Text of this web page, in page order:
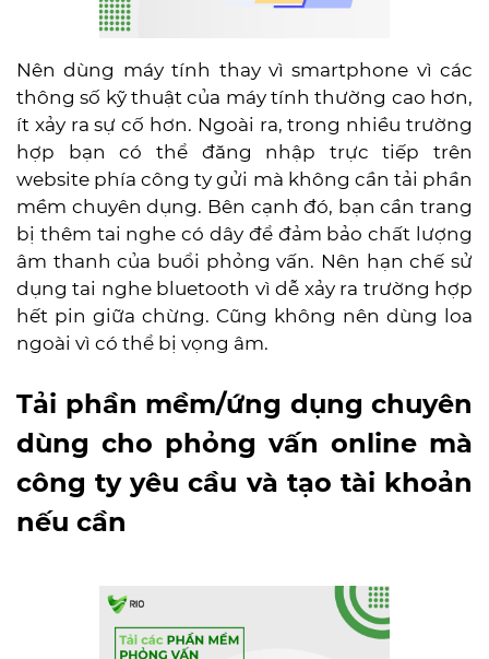
Nên dùng máy tính thay vì smartphone vì các
thông số kỹ thuật của máy tính thường cao hơn,
ít xảy ra sự cố hơn. Ngoài ra, trong nhiều trường
hợp bạn có thể đăng nhập trực tiếp trên
website phía công ty gửi mà không cần tải phần
mềm chuyên dụng. Bên cạnh đó, bạn cần trang
bị thêm tai nghe có dây để đảm bảo chất lượng
âm thanh của buổi phỏng vấn. Nên hạn chế sử
dụng tai nghe bluetooth vì dễ xảy ra trường hợp
hết pin giữa chừng. Cũng không nên dùng loa
ngoài vì có thể bị vọng âm.
Tải phần mềm/ứng dụng chuyên
dùng cho phỏng vấn online mà
công ty yêu cầu và tạo tài khoản
nếu cần